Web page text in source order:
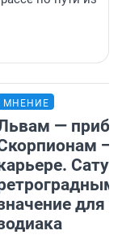
МНЕНИЕ
—
—
для